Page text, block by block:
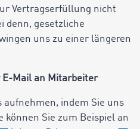
Vertragserfüllung nicht
denn, gesetzliche
uns zu einer längeren
Mail an Mitarbeiter
aufnehmen, indem Sie uns
können Sie zum Beispiel an